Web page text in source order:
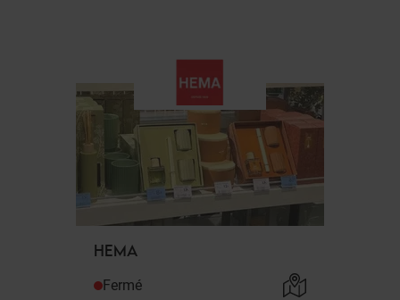
HEMA
Fermé